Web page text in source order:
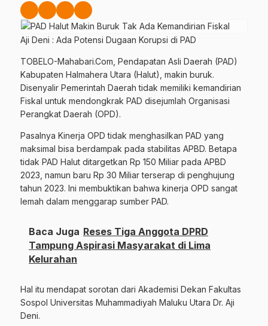
Aji Deni : Ada Potensi Dugaan Korupsi di PAD
TOBELO-Mahabari.Com, Pendapatan Asli Daerah (PAD)
Kabupaten Halmahera Utara (Halut), makin buruk.
Disenyalir Pemerintah Daerah tidak memiliki kemandirian
Fiskal untuk mendongkrak PAD disejumlah Organisasi
Perangkat Daerah (OPD).
Pasalnya Kinerja OPD tidak menghasilkan PAD yang
maksimal bisa berdampak pada stabilitas APBD. Betapa
tidak PAD Halut ditargetkan Rp 150 Miliar pada APBD
2023, namun baru Rp 30 Miliar terserap di penghujung
tahun 2023. Ini membuktikan bahwa kinerja OPD sangat
lemah dalam menggarap sumber PAD.
Baca Juga Reses Tiga Anggota DPRD
Tampung Aspirasi Masyarakat di Lima
Kelurahan
Hal itu mendapat sorotan dari Akademisi Dekan Fakultas
Sospol Universitas Muhammadiyah Maluku Utara Dr. Aji
Deni.